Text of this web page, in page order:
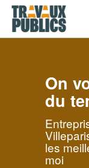
On
du
les
moi